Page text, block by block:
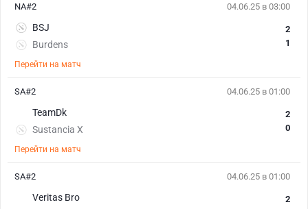
04.06.25 в 03:00
BSJ
Burdens
2
1
Перейти на матч
NA#2
04.06.25 в 01:00
TeamDk
Sustancia X
2
0
Перейти на матч
SA#2
04.06.25 в 01:00
Veritas Bro
2
SA#2